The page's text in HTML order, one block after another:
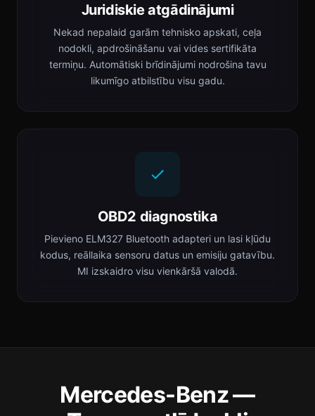
Juridiskie atgādinājumi
Nekad nepalaid garām tehnisko apskati, ceļa
nodokli, apdrošināšanu vai vides sertifikāta
termiņu. Automātiski brīdinājumi nodrošina tavu
likumīgo atbilstību visu gadu.
OBD2 diagnostika
Pievieno ELM327 Bluetooth adapteri un lasi kļūdu
kodus, reāllaika sensoru datus un emisiju gatavību.
MI izskaidro visu vienkāršā valodā.
Mercedes-Benz —